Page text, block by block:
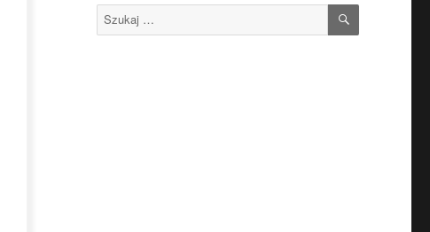
Szukaj: SZUKAJ